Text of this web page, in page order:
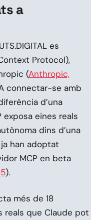
a
es
Protocol),
(Anthropic,
connectar-se amb
d’una
exposa eines reals
dins d’una
ja han adoptat
MCP en beta
).
més de 18
reals que Claude pot